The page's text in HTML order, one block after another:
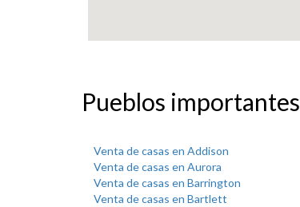
Pueblos importantes
Venta de casas en Addison
Venta de casas en Aurora
Venta de casas en Barrington
Venta de casas en Bartlett